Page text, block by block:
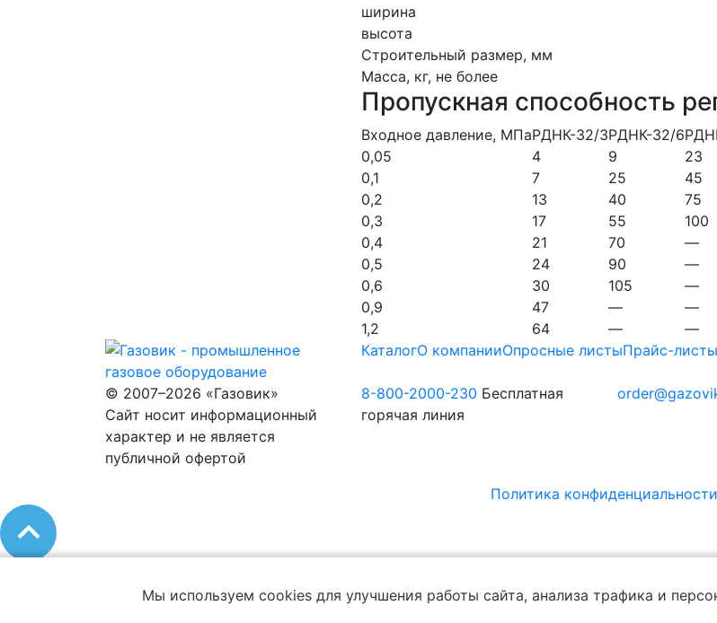
ширина
высота
Строительный размер, мм
Масса, кг, не более
Пропускная способность
Входное давление, МПаРДНК-32/3РДНК-32/6
0,05
0,1
0,2
0,3
0,4
0,5
0,6
0,9
1,2
4
7
13
17
21
24
30
47
64
9
25
40
55
70
90
105
—
—
23
45
75
100
—
—
—
—
—
КаталогО компанииОпросные листыПрайс-листы
© 2007–2026 «Газовик»
Сайт носит информационный
характер и не является
публичной офертой
8-800-2000-230 Бесплатная
горячая линия
Политика конфиденциальности
Мы используем cookies для улучшения работы сайта, анализа трафика и